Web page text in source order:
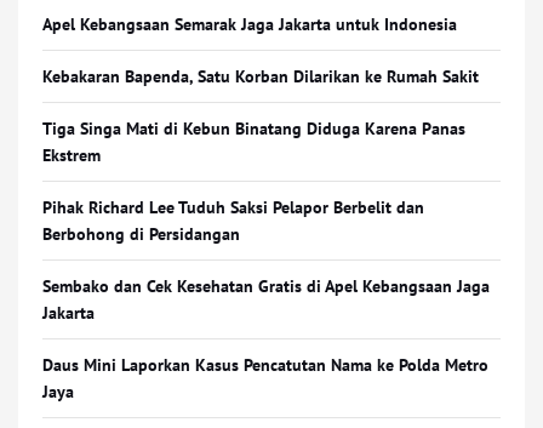
Apel Kebangsaan Semarak Jaga Jakarta untuk Indonesia
Kebakaran Bapenda, Satu Korban Dilarikan ke Rumah Sakit
Tiga Singa Mati di Kebun Binatang Diduga Karena Panas
Ekstrem
Pihak Richard Lee Tuduh Saksi Pelapor Berbelit dan
Berbohong di Persidangan
Sembako dan Cek Kesehatan Gratis di Apel Kebangsaan Jaga
Jakarta
Daus Mini Laporkan Kasus Pencatutan Nama ke Polda Metro
Jaya